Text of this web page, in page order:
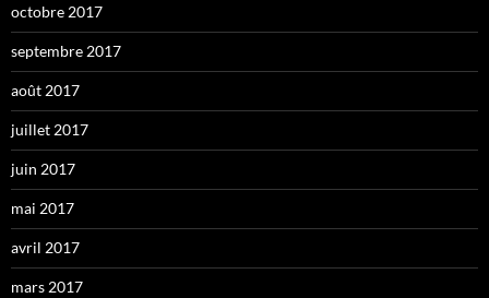
octobre 2017
septembre 2017
août 2017
juillet 2017
juin 2017
mai 2017
avril 2017
mars 2017